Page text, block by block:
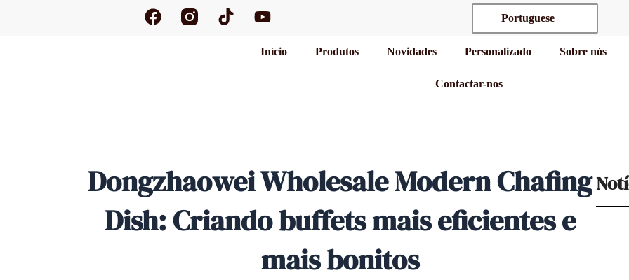
F
a
T
i
Y
o
t
Portuguese
Início Produtos Novidades Personalizado Sobre nós
Contactar-nos
Dongzhaowei Wholesale Modern Chafing
Dish: Criando buffets mais eficientes e
mais bonitos